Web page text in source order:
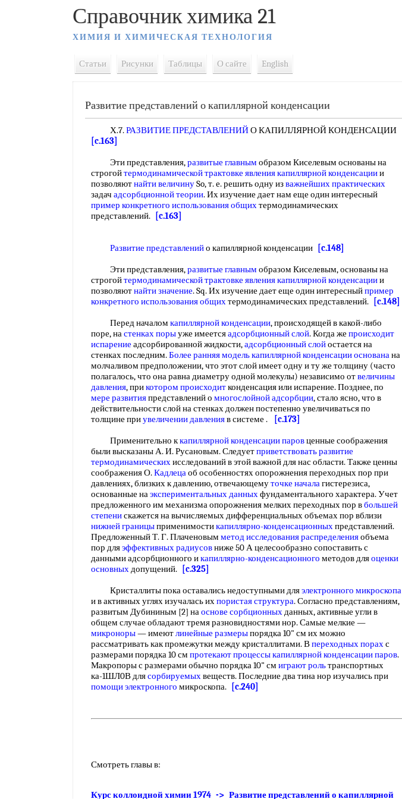
Справочник химика 21
ХИМИЯ И ХИМИЧЕСКАЯ ТЕХНОЛОГИЯ
Статьи Рисунки Таблицы О сайте English
Развитие представлений о капиллярной конденсации
Х.7.РАЗВИТИЕ ПРЕДСТАВЛЕНИЙО КАПИЛЛЯРНОЙ КОНДЕНСАЦИИ
[c.163]
Эти представления,развитые главным образом Киселевым основаны на
строгойтермодинамической трактовке явлениякапиллярной конденсациии
позволяютнайти величинуSo, т. е. решить одну изважнейших практических
задач адсорбционной теории. Их изучение дает нам еще один интересный
пример конкретного использования общихтермодинамических
представлений.
[c.163]
Развитие представленийо капиллярной конденсации
[c.148]
Эти представления,развитые главным образом Киселевым, основаны на
строгойтермодинамической трактовке явлениякапиллярной конденсациии
позволяютнайти значение. Sq. Их изучение дает еще один интересныйпример
конкретного использования общихтермодинамических представлений.
[c.148]
Перед началом капиллярной конденсации, происходящей в какой-либо
поре, настенках порыуже имеетсяадсорбционный слой. Когда же происходит
испарение адсорбированной жидкости,адсорбционный слойостается на
стенках последним.Более ранняямодель капиллярнойконденсации основанана
молчаливом предположении, что этот слой имеет одну и ту же толщину (часто
полагалось, что она равна диаметру одной молекулы) независимо отвеличины
давления, прикотором происходитконденсация или испарение. Позднее, по
мере развитияпредставлений о многослойной адсорбции, стало ясно, что в
действительности слой на стенках должен постепенно увеличиваться по
толщине приувеличении давленияв системе .
[c.173]
Применительно ккапиллярной конденсации паровценные соображения
были высказаны А. И. Русановым. Следуетприветствоватьразвитие
термодинамическихисследований в этой важной для нас области. Также ценны
соображения О.Кадлецаоб особенностях опорожнения переходных пор при
давлениях, близких к давлению, отвечающемуточке началагистерезиса,
основанные наэкспериментальных данныхфундаментального характера. Учет
предложенного им механизма опорожнения мелких переходных пор вбольшей
степенискажется на вычисляемых дифференциальных объемах пор вблизи
нижней границыприменимостикапиллярно-конденсационныхпредставлений.
Предложенный Т. Г. Плаченовым метод исследования распределенияобъема
пор дляэффективных радиусовниже 50 А целесообразно сопоставить с
данными адсорбционного икапиллярно-конденсационного методов дляоценки
основныхдопущений.
[c.325]
Кристаллиты пока оставались недоступными дляэлектронного микроскопа
и в активных углях изучалась ихпористая структура. Согласно представлениям,
развитым Дубининым [2] наоснове сорбционныхданных, активные угли в
общем случае обладают тремя разновидностями нор. Самые мелкие —
микроноры— имеютлинейные размерыпорядка 10" см их можно
рассматривать как промежутки между кристаллитами. Впереходных порахс
размерами порядка 10 см протекают процессыкапиллярной конденсации паров.
Макропоры с размерами обычно порядка 10" см играют рольтранспортных
ка-1ШЛ0В длясорбируемыхвеществ. Последние два тина нор изучались при
помощи электронного микроскопа. [c.240]
Смотреть главы в:
Курс коллоидной химии 1974 -> Развитие представлений о капиллярной